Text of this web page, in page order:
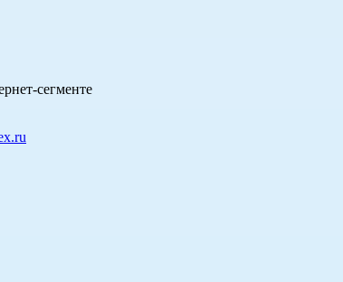
сегменте